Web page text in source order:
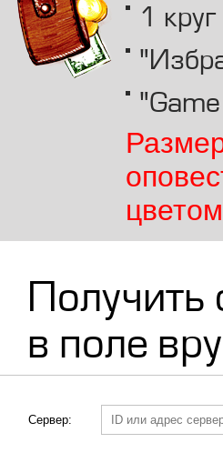
1
Получить
в поле
Сервер: